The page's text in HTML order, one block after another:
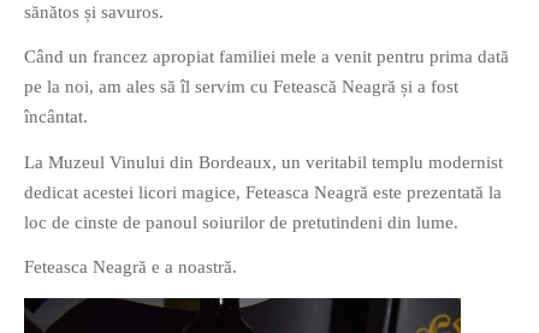
PRIETENI DIN AFARA BRESLEI
GloryBox.ro
Vreau-schimbare.ro
PRIETENI DIN BREASLA
Filme-Carti.ro
sănătos și savuros.
Când un francez apropiat familiei mele a venit pentru prima dată
pe la noi, am ales să îl servim cu Fetească Neagră și a fost
încântat.
La Muzeul Vinului din Bordeaux, un veritabil templu modernist
dedicat acestei licori magice, Feteasca Neagră este prezentată la
loc de cinste de panoul soiurilor de pretutindeni din lume.
Feteasca Neagră e a noastră.